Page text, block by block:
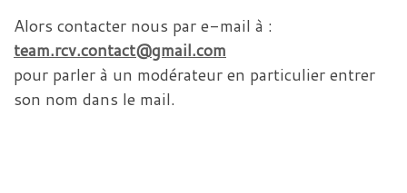
Alors contacter nous par e-mail à :
team.rcv.contact@gmail.com
pour parler à un modérateur en particulier entrer
son nom dans le mail.